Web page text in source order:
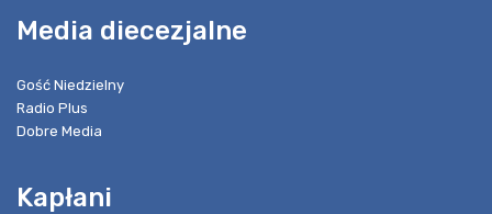
Media diecezjalne
Gość Niedzielny
Radio Plus
Dobre Media
Kapłani